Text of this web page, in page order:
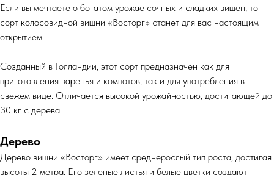
Если вы мечтаете о богатом урожае сочных и сладких вишен, то
сорт колосовидной вишни «Восторг» станет для вас настоящим
открытием.
Созданный в Голландии, этот сорт предназначен как для
приготовления варенья и компотов, так и для употребления в
свежем виде. Отличается высокой урожайностью, достигающей до
30 кг с дерева.
Дерево
Дерево вишни «Восторг» имеет среднерослый тип роста, достигая
высоты 2 метра. Его зеленые листья и белые цветки создают